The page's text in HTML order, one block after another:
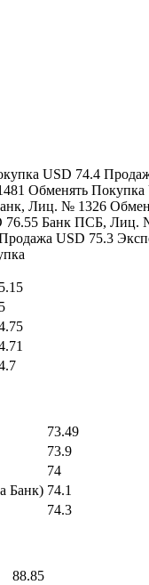
USD 74.4
Обменять Покупка
Лиц. № 1326
76.55 Банк ПСБ, Лиц.
USD 75.3
73.49
73.9
74
Банк) 74.1
74.3
88.85